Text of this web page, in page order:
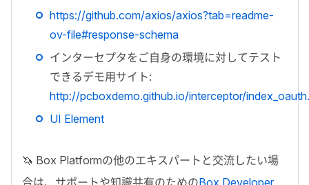
https://github.com/axios/axios?tab=readme-
ov-file#response-schema
インターセプタをご自身の環境に対してテスト
できるデモ用サイト:
http://pcboxdemo.github.io/interceptor/
UI Element
🦄 Box Platformの他のエキスパートと交流したい場
合は、サポートや知識共有のためのBox Developer